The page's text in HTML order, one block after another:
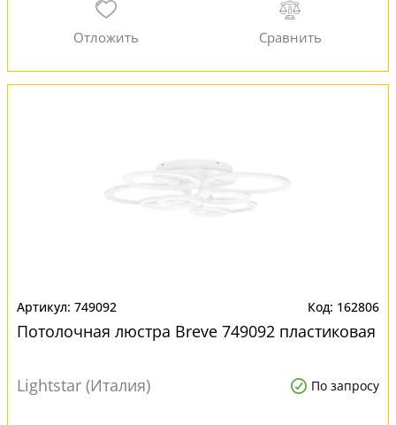
749092 162806
Потолочная люстра Breve 749092 пластиковая
Lightstar (Италия) По запросу